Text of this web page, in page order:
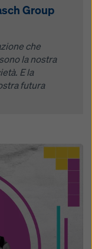
Group
che
la nostra
E la
futura